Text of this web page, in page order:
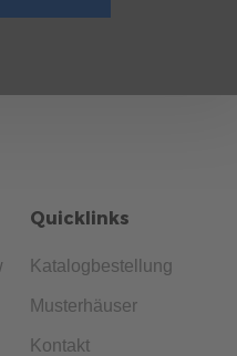
Quicklinks
Katalogbestellung
Musterhäuser
Kontakt